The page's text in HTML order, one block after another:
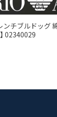
ンチブルドッグ
02340029